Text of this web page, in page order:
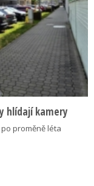
hlídají kamery
proměně léta